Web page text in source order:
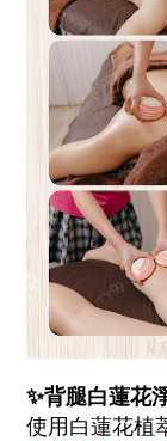
✨背腿白蓮花
使用白蓮花植